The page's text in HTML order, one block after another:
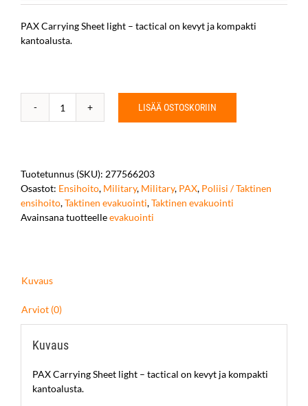
PAX Carrying Sheet light – tactical on kevyt ja kompakti
kantoalusta.
PAX
-
tactical
määrä
LISÄÄ OSTOSKORIIN
Tuotetunnus (SKU): 277566203
Osastot: Ensihoito, Military, Military, PAX, Poliisi / Taktinen
ensihoito,Taktinen evakuointi,Taktinen evakuointi
Avainsana tuotteelleevakuointi
Kuvaus
Arviot (0)
Kuvaus
PAX Carrying Sheet light – tactical on kevyt ja kompakti
kantoalusta.